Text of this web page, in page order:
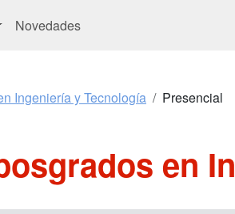
Novedades
Ingeniería y Tecnología Presencial
en